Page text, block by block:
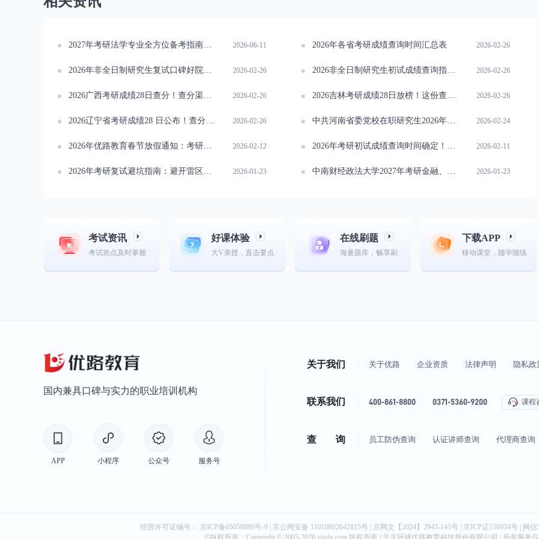
2027年考研法学专业全方位备考指南：拆解难点优化复习节奏 2026-06-11 2026年各省考研成绩查询时间汇总表 2026-02-26
2026年非全日制研究生复试口碑好院校分层指南 2026-02-26 2026非全日制研究生初试成绩查询指南：关键时间与后续准备策略 2026-02-26
2026广西考研成绩28日查分！查分渠道与复核须知全解析 2026-02-26 2026吉林考研成绩28日放榜！这份查分指南与高频问题解答请收好 2026-02-26
2026辽宁省考研成绩28 日公布！查分细节与常见问题早知道 2026-02-26 中共河南省委党校在职研究生2026年招生简章已出！ 2026-02-24
2026年优路教育春节放假通知：考研假期蓄力指南与新春活动 2026-02-12 2026年考研初试成绩查询时间确定！2月24日起查询通道开放！ 2026-02-11
2026年考研复试避坑指南：避开雷区回答，稳拿导师好感 2026-01-23 中南财经政法大学2027年考研金融、保险专业初试科目有调整！ 2026-01-23
考试资讯
考试热点及时掌握
好课体验
大V亲授，直击要点
在线刷题
海量题库，畅享刷
下载APP
移动课堂，随学随练
国内兼具口碑与实力的职业培训机构
APP 小程序 公众号 服务号
关于我们 关于优路 企业资质 法律声明 隐私政
联系我们 400-861-8800 0371-5360-9200 课程
查 询 员工防伪查询 认证讲师查询 代理商查询
经营许可证编号： 京ICP备05058880号-9 京公网安备 11010802042815号
| 京网文【2024】2943-145号 | 京ICP证150934号 | 网
©版权所有：Copyright © 2005-2026 youlu.com 版权所有 | 北京环球优路教育科技股份有限公司 | 所有服务